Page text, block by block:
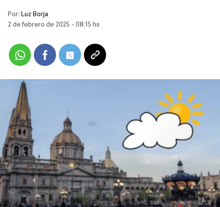
Por: Luz Borja
2 de febrero de 2025 - 08:15 hs